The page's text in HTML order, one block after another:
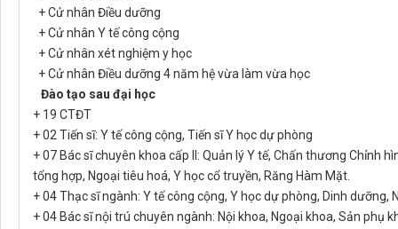
+ Cử nhân Điều dưỡng
+ Cử nhân Y tế công cộng
+ Cử nhân xét nghiệm y học
+ Cử nhân Điều dưỡng 4 năm hệ vừa làm vừa học
Đào tạo sau đại học
+ 19 CTĐT
+ 02 Tiến sĩ: Y tế công cộng, Tiến sĩ Y học dự phòng
+ 07 Bác sĩ chuyên khoa cấp II: Quản lý Y tế, Chấn thương Chỉnh
tổng hợp, Ngoại tiêu hoá, Y học cổ truyền, Răng Hàm Mặt.
+ 04 Thạc sĩ ngành: Y tế công cộng, Y học dự phòng, Dinh dưỡng,
+ 04 Bác sĩ nội trú chuyên ngành: Nội khoa, Ngoại khoa, Sản phụ